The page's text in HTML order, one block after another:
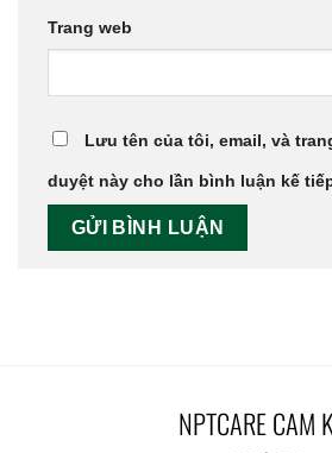
Trang web
Lưu tên của tôi, email, và
duyệt này cho lần bình luận kế
NPTCARE CAM